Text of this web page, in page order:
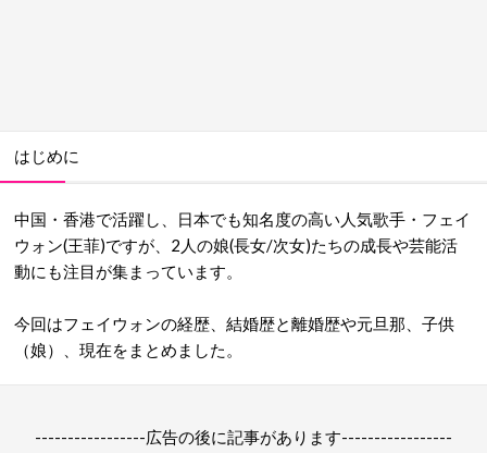
はじめに
中国・香港で活躍し、日本でも知名度の高い人気歌手・フェイ
ウォン(王菲)ですが、2人の娘(長女/次女)たちの成長や芸能活
動にも注目が集まっています。
今回はフェイウォンの経歴、結婚歴と離婚歴や元旦那、子供
（娘）、現在をまとめました。
-----------------広告の後に記事があります-----------------